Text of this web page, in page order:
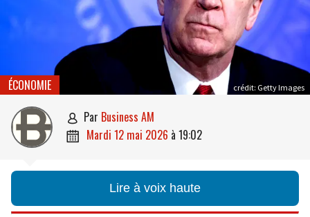
crédit: Getty Images
ÉCONOMIE
 par Business AM
 mardi 12 mai 2026 à 19:02
Lire à voix haute